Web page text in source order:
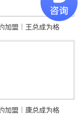
加盟｜王总成为格
加盟｜康总成为格